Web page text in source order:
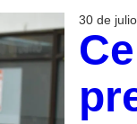
30 de